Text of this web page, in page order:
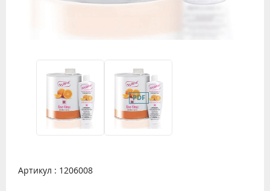
Артикул : 1206008